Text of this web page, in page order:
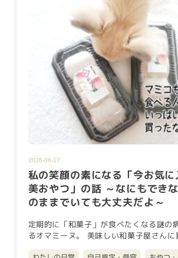
2026-06-17
私の笑顔の素になる「今お気
美おやつ」の話 ～なにもでき
のままでいても大丈夫だよ～
定期的に「和菓子」が食べたくなる謎の
るオマミーヌ。 美味しい和菓子屋さんに
いいのだけれど、住…